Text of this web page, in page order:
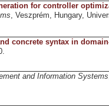
for controller
, Veszprém, Hungary,
concrete syntax in
and Information Systems